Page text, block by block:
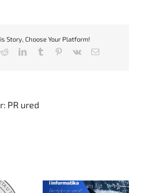
Story, Choose Your Platform!
RedditLinkedInTumblr Pinterest
Vk Email
PR ured